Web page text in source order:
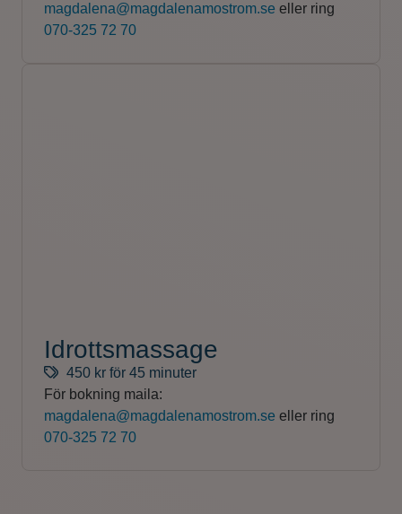
magdalena@magdalenamostrom.se eller ring
070-325 72 70
Idrottsmassage
450 kr för 45 minuter
För bokning maila:
magdalena@magdalenamostrom.se eller ring
070-325 72 70